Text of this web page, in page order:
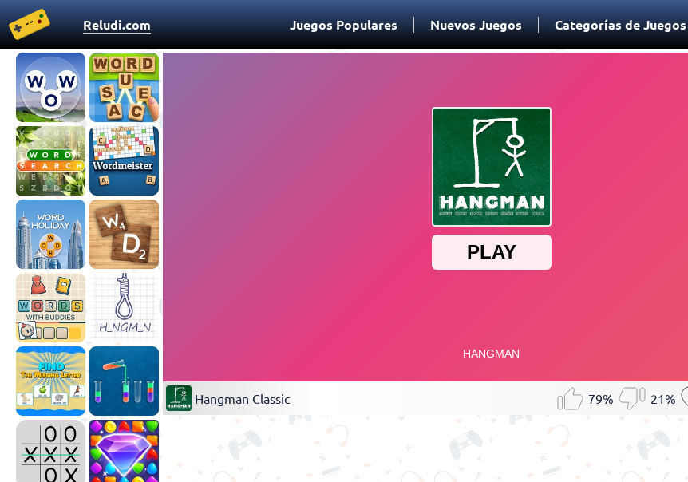
Reludi.com Juegos Populares Nuevos Juegos Categorías de Juegos
Hangman Classic 79% 21%